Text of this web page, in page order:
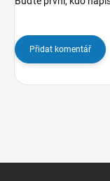
Přidat komentář